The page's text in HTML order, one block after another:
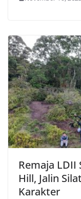
Remaja LDII
Hill, Jalin
Karakter